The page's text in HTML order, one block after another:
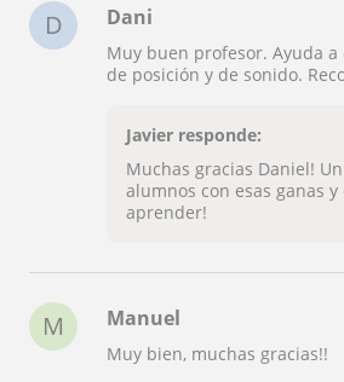
D Dani
Muy buen profesor. Ayuda
de posición y de sonido.
Javier responde:
Muchas gracias Daniel!
alumnos con esas ganas
aprender!
M Manuel
Muy bien, muchas gracias!!